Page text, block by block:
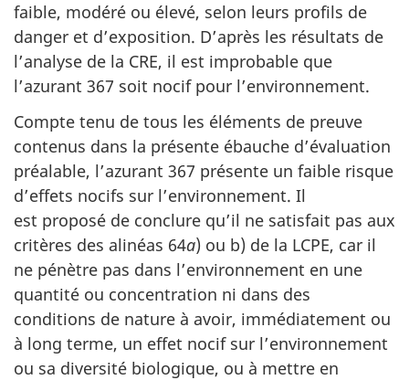
faible, modéré ou élevé, selon leurs profils de
danger et d’exposition. D’après les résultats de
l’analyse de la CRE, il est improbable que
l’azurant 367 soit nocif pour l’environnement.
Compte tenu de tous les éléments de preuve
contenus dans la présente ébauche d’évaluation
préalable, l’azurant 367 présente un faible risque
d’effets nocifs sur l’environnement. Il
est proposé de conclure qu’il ne satisfait pas aux
critères des alinéas 64a) ou b) de la LCPE, car il
ne pénètre pas dans l’environnement en une
quantité ou concentration ni dans des
conditions de nature à avoir, immédiatement ou
à long terme, un effet nocif sur l’environnement
ou sa diversité biologique, ou à mettre en